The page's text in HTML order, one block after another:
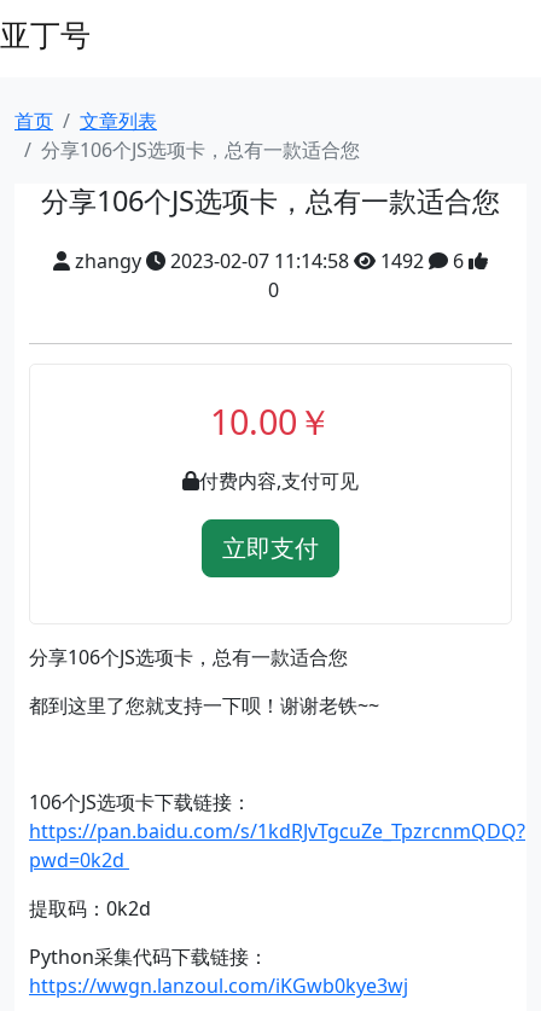
亚丁号
首页
文章列表
分享106个JS选项卡，总有一款适合您
分享106个JS选项卡，总有一款适合您
zhangy 2023-02-07 11:14:58 1492
6
0
10.00￥
付费内容,支付可见
立即支付
分享106个JS选项卡，总有一款适合您
都到这里了您就支持一下呗！谢谢老铁~~
106个JS选项卡下载链接：
https://pan.baidu.com/s/1kdRJvTgcuZe_TpzrcnmQDQ?
pwd=0k2d
提取码：0k2d
Python采集代码下载链接：
https://wwgn.lanzoul.com/iKGwb0kye3wj